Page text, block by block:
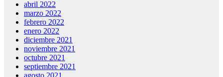
abril 2022
marzo 2022
febrero 2022
enero 2022
diciembre 2021
noviembre 2021
octubre 2021
septiembre 2021
agosto 2021